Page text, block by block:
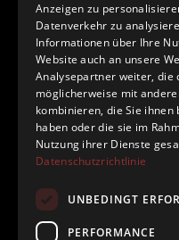
Anzeigen zu
Datenverkehr zu
Informationen über Ihre
Website auch an unsere
Analysepartner weiter, die
möglicherweise mit
kombinieren, die Sie
haben oder die sie im
Nutzung ihrer Dienste
Datenschutzrichtlinie
UNBEDINGT
PERFORMANCE